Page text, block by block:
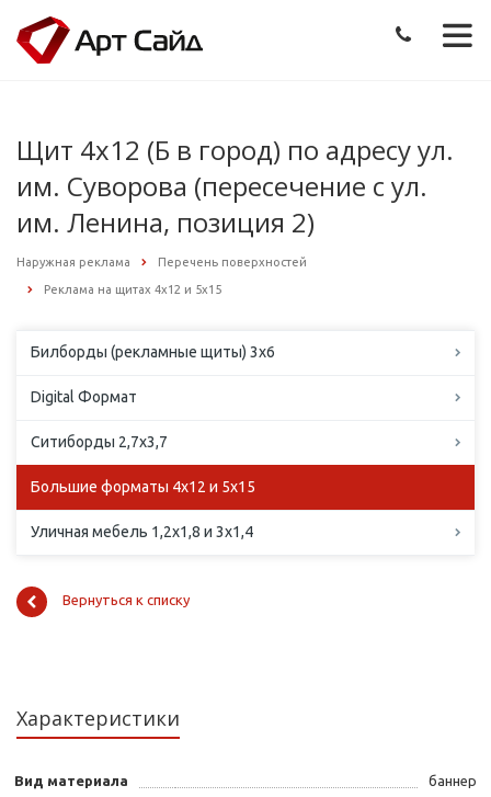
Щит 4х12 (Б в город) по адресу ул.
им. Суворова (пересечение с ул.
им. Ленина, позиция 2)
Наружная реклама Перечень поверхностей
Реклама на щитах 4х12 и 5х15
Билборды (рекламные щиты) 3х6
Digital Формат
Ситиборды 2,7х3,7
Большие форматы 4х12 и 5х15
Уличная мебель 1,2х1,8 и 3х1,4
Вернуться к списку
Характеристики
Вид материала баннер